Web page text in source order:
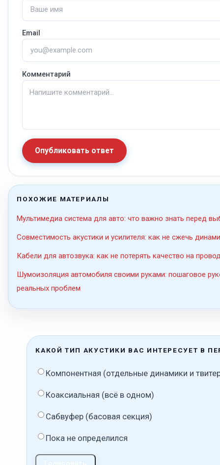
Email
Комментарий
Опубликовать ответ
ПОХОЖИЕ МАТЕРИАЛЫ
Мультимедиа система для авто: что важно знать перед
Совместимость акустики и усилителя: как не сжечь
Кабели для автозвука: как не потерять качество на
Шумоизоляция автомобиля своими руками: пошаговое
реальных проблем
КАКОЙ ТИП АКУСТИКИ ВАС ИНТЕРЕСУЕТ В
Компонентная (отдельные динамики и
Коаксиальная (всё в одном)
Сабвуфер (басовая секция)
Пока не определился